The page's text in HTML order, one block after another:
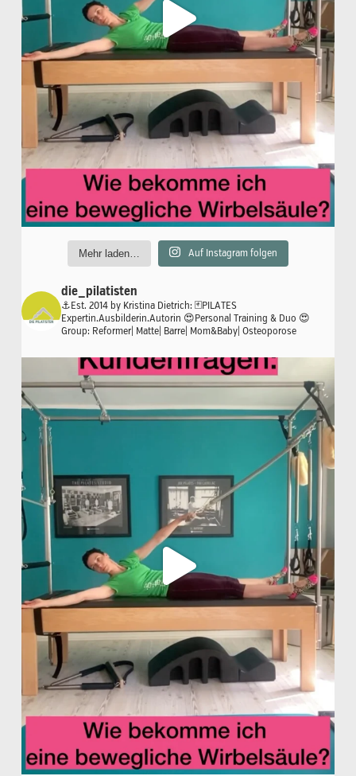
Mehr laden… Auf Instagram folgen
die_pilatisten
⚓️Est. 2014 by Kristina Dietrich: 🃏PILATES
Expertin.Ausbilderin.Autorin 😍Personal Training & Duo 😍
Group: Reformer| Matte| Barre| Mom&Baby| Osteoporose